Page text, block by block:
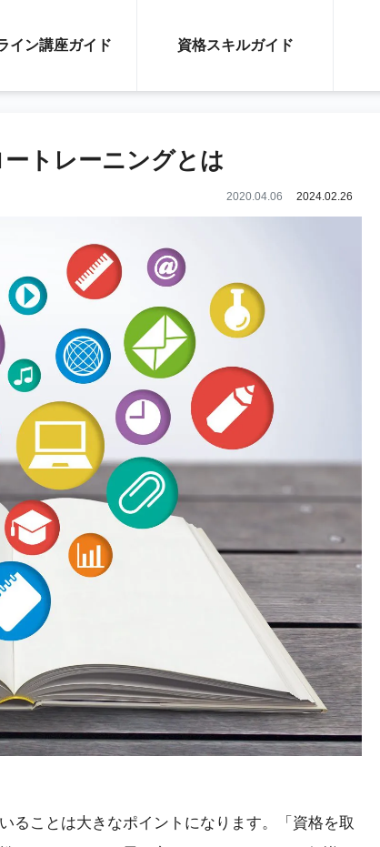
イン講座ガイド 資格スキルガイド
トレーニングとは
2020.04.06 2024.02.26
ることは大きなポイントになります。「資格を取